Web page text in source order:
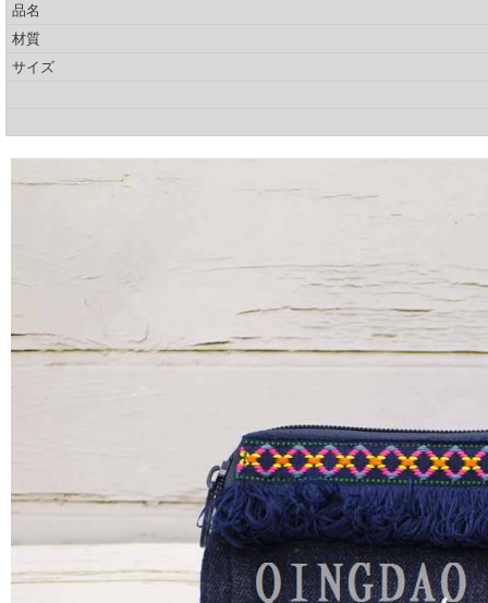
品名
材質
サイズ